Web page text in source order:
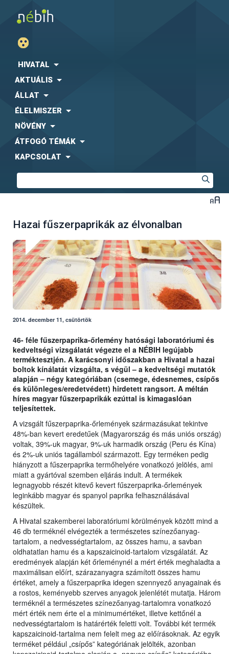
HIVATAL
AKTUÁLIS
ÁLLAT
ÉLELMISZER
NÖVÉNY
ÁTFOGÓ TÉMÁK
KAPCSOLAT
Hazai fűszerpaprikák az élvonalban
2014. december 11, csütörtök
46- féle fűszerpaprika-őrlemény hatósági laboratóriumi és
kedveltségi vizsgálatát végezte el a NÉBIH legújabb
terméktesztjén. A karácsonyi időszakban a Hivatal a hazai
boltok kínálatát vizsgálta, s végül – a kedveltségi mutatók
alapján – négy kategóriában (csemege, édesnemes, csípős
és különleges/eredetvédett) hirdetett rangsort. A méltán
híres magyar fűszerpaprikák ezúttal is kimagaslóan
teljesítettek.
A vizsgált fűszerpaprika-őrlemények származásukat tekintve
48%-ban kevert eredetűek (Magyarország és más uniós ország)
voltak, 39%-uk magyar, 9%-uk harmadik ország (Peru és Kína)
és 2%-uk uniós tagállamból származott. Egy terméken pedig
hiányzott a fűszerpaprika termőhelyére vonatkozó jelölés, ami
miatt a gyártóval szemben eljárás indult. A termékek
legnagyobb részét kitevő kevert fűszerpaprika-őrlemények
leginkább magyar és spanyol paprika felhasználásával
készültek.
A Hivatal szakemberei laboratóriumi körülmények között mind a
46 db terméknél elvégezték a természetes színezőanyag-
tartalom, a nedvességtartalom, az összes hamu, a savban
oldhatatlan hamu és a kapszaicinoid-tartalom vizsgálatát. Az
eredmények alapján két őrleménynél a mért érték meghaladta a
maximálisan előírt, szárazanyagra számított összes hamu
értéket, amely a fűszerpaprika idegen szennyező anyagainak és
a rostos, keményebb szerves anyagok jelenlétét mutatja. Három
terméknél a természetes színezőanyag-tartalomra vonatkozó
mért érték nem érte el a minimumértéket, illetve kettőnél a
nedvességtartalom is határérték feletti volt. További két termék
kapszaicinoid-tartalma nem felelt meg az előírásoknak. Az egyik
terméket például „csípős” kategóriának jelölték, azonban